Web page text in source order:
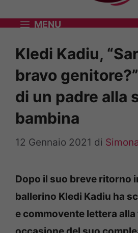
MENU
Kledi Kadiu,
bravo
di un padre alla
bambina
12 Gennaio 2021 di
Dopo il suo breve ritorno
ballerino Kledi Kadiu ha
e commovente lettera alla